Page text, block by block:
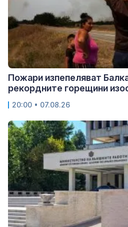
Пожари изпепеляват
рекордните горещини
20:00 • 07.08.26